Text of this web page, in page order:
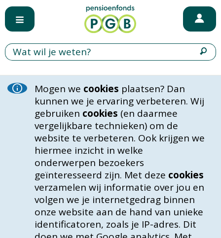
Mogen we cookies plaatsen? Dan
kunnen we je ervaring verbeteren. Wij
gebruiken cookies (en daarmee
vergelijkbare technieken) om de
website te verbeteren. Ook krijgen we
hiermee inzicht in welke
onderwerpen bezoekers
geïnteresseerd zijn. Met deze cookies
verzamelen wij informatie over jou en
volgen we je internetgedrag binnen
onze website aan de hand van unieke
identificatoren, zoals je IP-adres. Dit